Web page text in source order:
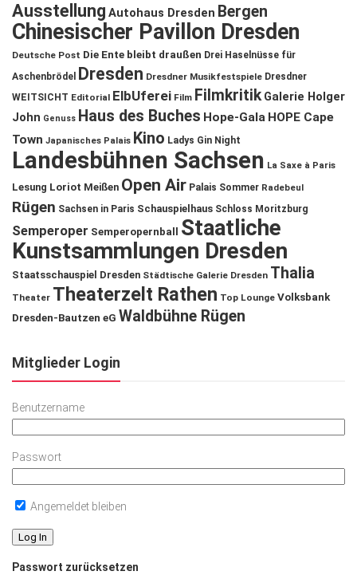
Ausstellung Autohaus Dresden Bergen
Chinesischer Pavillon Dresden
Deutsche Post Die Ente bleibt draußen Drei Haselnüsse für
Aschenbrödel
Dresden Dresdner Musikfestspiele Dresdner
WEITSICHT Editorial ElbUferei Film Filmkritik Galerie Holger
John Genuss Haus des Buches Hope-Gala HOPE Cape
Town Japanisches Palais Kino Ladys Gin Night
Landesbühnen Sachsen La Saxe à Paris
Lesung Loriot Meißen Open Air Palais Sommer Radebeul
Rügen Sachsen in Paris Schauspielhaus Schloss Moritzburg
Semperoper Semperopernball
Staatliche
Kunstsammlungen Dresden
Staatsschauspiel Dresden Städtische Galerie Dresden Thalia
Theater Theaterzelt Rathen Top Lounge Volksbank
Dresden-Bautzen eG Waldbühne Rügen
Mitglieder Login
Benutzername
Passwort
Angemeldet bleiben
Passwort zurücksetzen